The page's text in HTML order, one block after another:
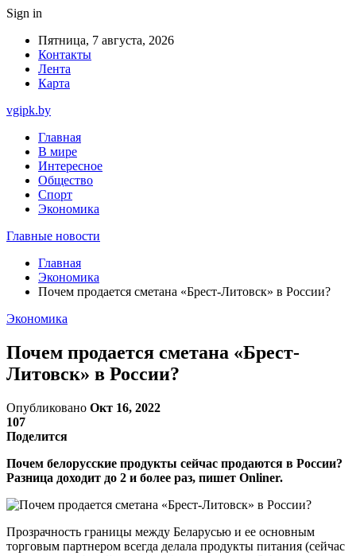
Sign in
Пятница, 7 августа, 2026
Контакты
Лента
Карта
vgipk.by
Главная
В мире
Интересное
Общество
Спорт
Экономика
Главные новости
Главная
Экономика
Почем продается сметана «Брест-Литовск» в России?
Экономика
Почем продается сметана «Брест-
Литовск» в России?
Опубликовано Окт 16, 2022
107
Поделится
Почем белорусские продукты сейчас продаются в России?
Разница доходит до 2 и более раз, пишет Onliner.
Прозрачность границы между Беларусью и ее основным
торговым партнером всегда делала продукты питания (сейчас